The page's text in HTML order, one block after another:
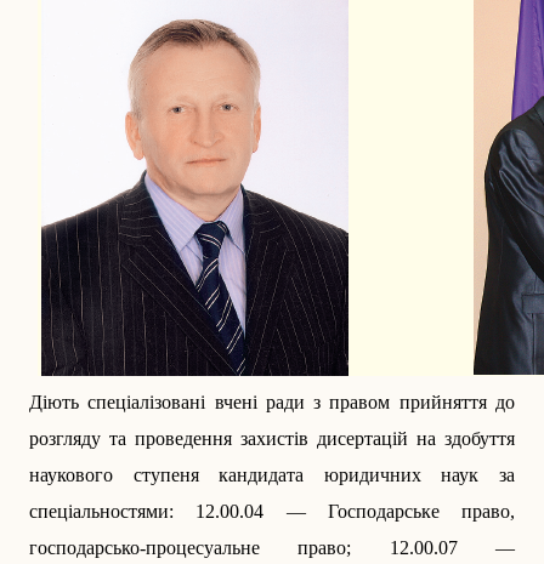
Діють спеціалізовані вчені ради з правом прийняття до
розгляду та проведення захистів ди­сертацій на здобуття
наукового ступеня кандидата юридичних наук за
спеціальностями: 12.00.04 — Господарське право,
господарсько-процесуальне право; 12.00.07 —